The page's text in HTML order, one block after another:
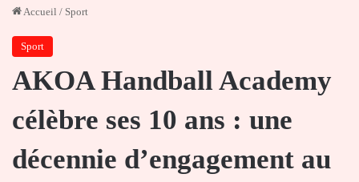
Accueil / Sport
Sport
AKOA Handball Academy
célèbre ses 10 ans : une
décennie d’engagement au